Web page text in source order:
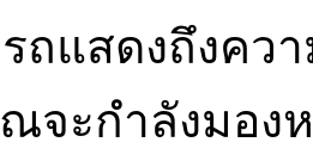
ถแสดงถึงคว
จะกำลังมอง